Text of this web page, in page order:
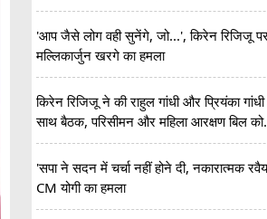
'आप जैसे लोग वही सुनेंगे, जो...', किरेन रिजिजू
मल्लिकार्जुन खरगे का हमला
किरेन रिजिजू ने की राहुल गांधी और प्रियंका
साथ बैठक, परिसीमन और महिला आरक्षण बिल को
लेकर मांगा समर्थन
'सपा ने सदन में चर्चा नहीं होने दी, नकारात्मक
CM योगी का हमला